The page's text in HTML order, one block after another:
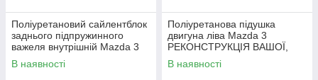
Поліуретановий сайлентблок
заднього підпружинного
важеля внутрішній Mazda 3
BL, PP-0156a
В наявності
Поліуретанова підушка
двигуна ліва Mazda 3
РЕКОНСТРУКЦІЯ ВАШОЇ,
PP-0315pba
В наявності